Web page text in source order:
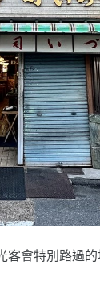
客會特別路過的